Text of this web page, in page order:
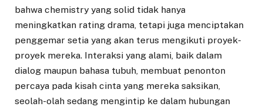
bahwa chemistry yang solid tidak hanya
meningkatkan rating drama, tetapi juga menciptakan
penggemar setia yang akan terus mengikuti proyek-
proyek mereka. Interaksi yang alami, baik dalam
dialog maupun bahasa tubuh, membuat penonton
percaya pada kisah cinta yang mereka saksikan,
seolah-olah sedang mengintip ke dalam hubungan